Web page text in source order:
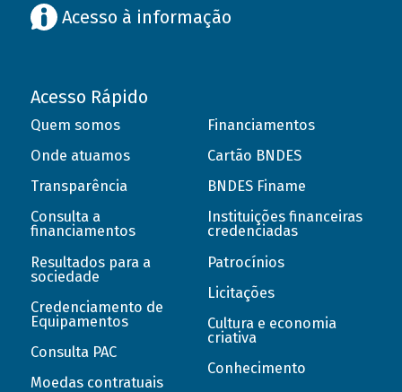
Acesso à informação
Acesso Rápido
Quem somos
Onde atuamos
Transparência
Consulta a
financiamentos
Resultados para a
sociedade
Credenciamento de
Equipamentos
Consulta PAC
Moedas contratuais
Financiamentos
Cartão BNDES
BNDES Finame
Instituições financeiras
credenciadas
Patrocínios
Licitações
Cultura e economia
criativa
Conhecimento